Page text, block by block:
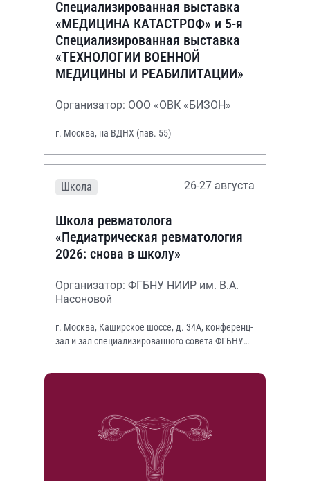
Специализированная выставка
«МЕДИЦИНА КАТАСТРОФ» и 5-я
Специализированная выставка
«ТЕХНОЛОГИИ ВОЕННОЙ
МЕДИЦИНЫ И РЕАБИЛИТАЦИИ»
Организатор: ООО «ОВК «БИЗОН»
г. Москва, на ВДНХ (пав. 55)
Школа 26-27 августа
Школа ревматолога
«Педиатрическая ревматология
2026: снова в школу»
Организатор: ФГБНУ НИИР им. В.А.
Насоновой
г. Москва, Каширское шоссе, д. 34А, конференц-
зал и зал специализированного совета ФГБНУ